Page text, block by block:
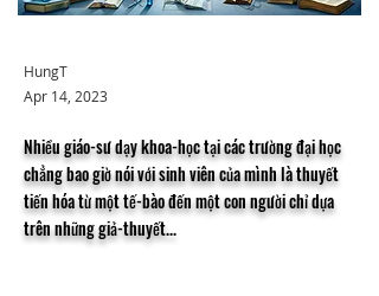
HungT
Apr 14, 2023
Nhiều giáo-sư dạy khoa-học tại các trường đại học
chẳng bao giờ nói với sinh viên của mình là thuyết
tiến hóa từ một tế-bào đến một con người chỉ dựa
trên những giả-thuyết...